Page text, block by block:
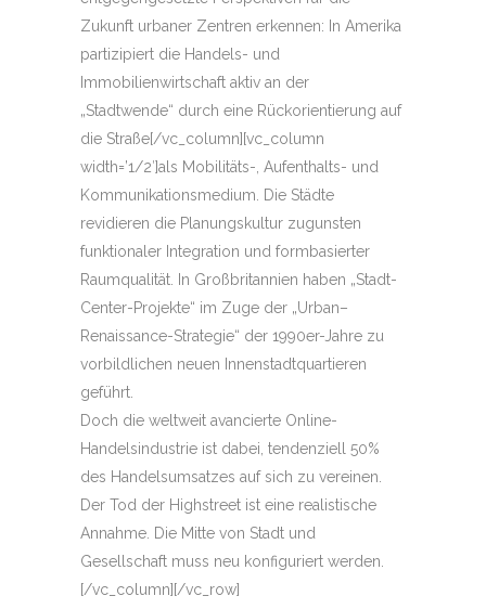
Zukunft urbaner Zentren erkennen: In Amerika
partizipiert die Handels- und
Immobilienwirtschaft aktiv an der
„Stadtwende“ durch eine Rückorientierung auf
die Straße[/vc_column][vc_column
width=’1/2′]als Mobilitäts-, Aufenthalts- und
Kommunikationsmedium. Die Städte
revidieren die Planungskultur zugunsten
funktionaler Integration und formbasierter
Raumqualität. In Großbritannien haben „Stadt-
Center-Projekte“ im Zuge der „Urban–
Renaissance-Strategie“ der 1990er-Jahre zu
vorbildlichen neuen Innenstadtquartieren
geführt.
Doch die weltweit avancierte Online-
Handelsindustrie ist dabei, tendenziell 50%
des Handelsumsatzes auf sich zu vereinen.
Der Tod der Highstreet ist eine realistische
Annahme. Die Mitte von Stadt und
Gesellschaft muss neu konfiguriert werden.
[/vc_column][/vc_row]